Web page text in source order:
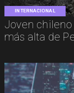
INTERNACIONAL
Joven
más alta de